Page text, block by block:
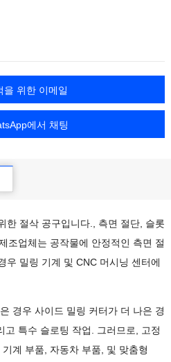
을 위한 이메일
에서 채팅
한 절삭 공구입니다., 측면 절단, 슬롯
조업체는 공작물에 안정적인 측면 절
우 밀링 기계 및 CNC 머시닝 센터에
경우 사이드 밀링 커터가 더 나은 경
고 특수 슬로팅 작업. 그러므로, 고정
계 부품, 자동차 부품, 및 맞춤형